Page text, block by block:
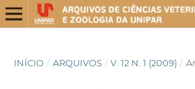
INÍCIO / ARQUIVOS / V. 12 N. 1 (2009) /